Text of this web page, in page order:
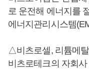
로 운전해 에너지를
에너지관리시스템
△비츠로셀, 리튬메
비츠로테크의 자회